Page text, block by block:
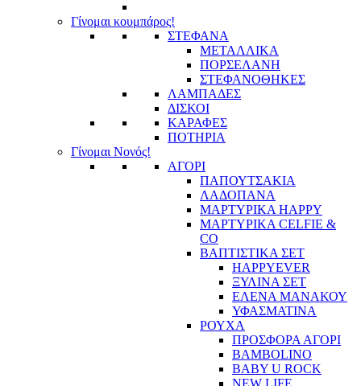
Γίνομαι κουμπάρος!
ΣΤΕΦΑΝΑ
ΜΕΤΑΛΛΙΚΑ
ΠΟΡΣΕΛΑΝΗ
ΣΤΕΦΑΝΟΘΗΚΕΣ
ΛΑΜΠΑΔΕΣ
ΔΙΣΚΟΙ
ΚΑΡΑΦΕΣ
ΠΟΤΗΡΙΑ
Γίνομαι Νονός!
ΑΓΟΡΙ
ΠΑΠΟΥΤΣΑΚΙΑ
ΛΑΔΟΠΑΝΑ
ΜΑΡΤΥΡΙΚΑ HAPPY
ΜΑΡΤΥΡΙΚΑ CELFIE &
CO
ΒΑΠΤΙΣΤΙΚΑ ΣΕΤ
HAPPYEVER
ΞΥΛΙΝΑ ΣΕΤ
ΕΛΕΝΑ ΜΑΝΑΚΟΥ
ΥΦΑΣΜΑΤΙΝΑ
ΡΟΥΧΑ
ΠΡΟΣΦΟΡΑ ΑΓΟΡΙ
BAMBOLINO
BABY U ROCK
NEW LIFE